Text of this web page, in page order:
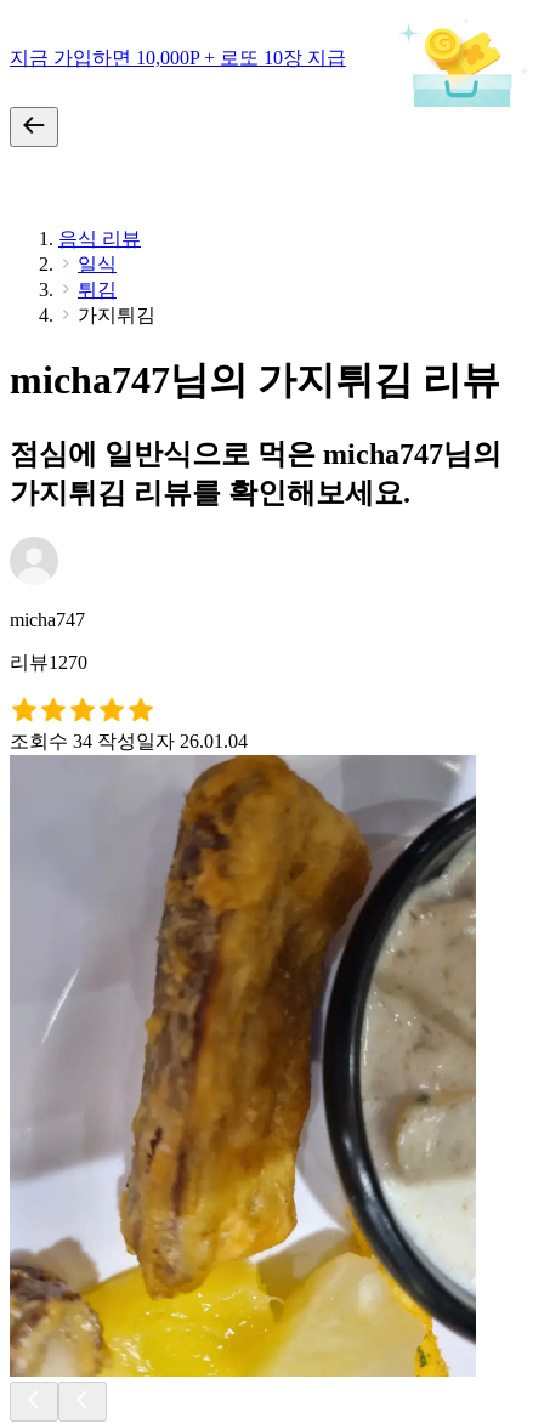
지금 가입하면 10,000P + 로또 10장 지급
음식 리뷰
일식
튀김
가지튀김
micha747님의 가지튀김 리뷰
점심에 일반식으로 먹은 micha747님의
가지튀김 리뷰를 확인해보세요.
micha747
리뷰1270
조회수 34 작성일자 26.01.04